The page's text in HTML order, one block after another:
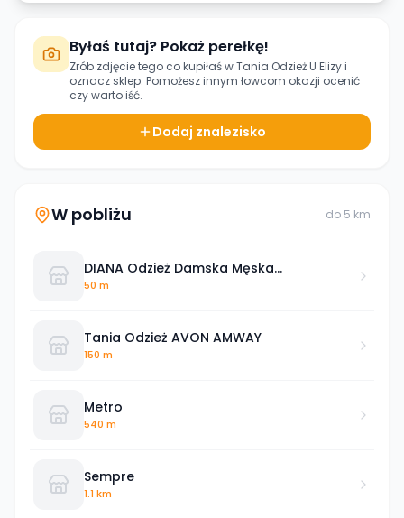
Byłaś tutaj? Pokaż perełkę!
Zrób zdjęcie tego co kupiłaś wTania Odzież U Elizyi
oznacz sklep. Pomożesz innym łowcom okazji ocenić
czy warto iść.
Dodaj znalezisko
W pobliżu do 5 km
DIANA Odzież Damska Męska
Młodzieżowa Dziecięca na każdą Porę
50 m
Tania Odzież AVON AMWAY
150 m
Metro
540 m
Sempre
1.1 km